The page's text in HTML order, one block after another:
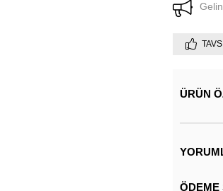
ÜRÜN
ÖDEME